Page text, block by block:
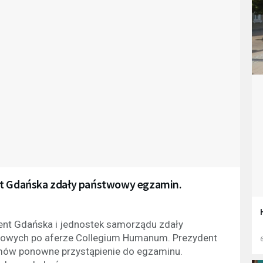
zdały państwowy egzamin.
Gdańska i jednostek samorządu zdały
po aferze Collegium Humanum. Prezydent
ponowne przystąpienie do egzaminu.